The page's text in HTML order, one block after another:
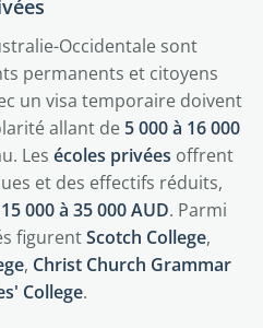
Occidentale sont
permanents et citoyens
un visa temporaire doivent
allant de 5 000 à 16 000
Les écoles privées offrent
et des effectifs réduits,
15 000 à 35 000 AUD. Parmi
figurentScotch College,
, Christ Church Grammar
College.